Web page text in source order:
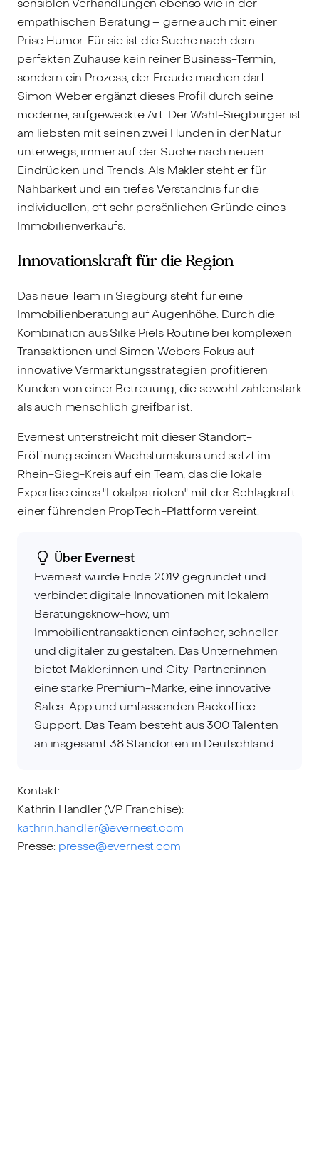
sensiblen Verhandlungen ebenso wie in der
empathischen Beratung – gerne auch mit einer
Prise Humor. Für sie ist die Suche nach dem
perfekten Zuhause kein reiner Business-Termin,
sondern ein Prozess, der Freude machen darf.
Simon Weber ergänzt dieses Profil durch seine
moderne, aufgeweckte Art. Der Wahl-Siegburger ist
am liebsten mit seinen zwei Hunden in der Natur
unterwegs, immer auf der Suche nach neuen
Eindrücken und Trends. Als Makler steht er für
Nahbarkeit und ein tiefes Verständnis für die
individuellen, oft sehr persönlichen Gründe eines
Immobilienverkaufs.
Innovationskraft für die Region
Das neue Team in Siegburg steht für eine
Immobilienberatung auf Augenhöhe. Durch die
Kombination aus Silke Piels Routine bei komplexen
Transaktionen und Simon Webers Fokus auf
innovative Vermarktungsstrategien profitieren
Kunden von einer Betreuung, die sowohl zahlenstark
als auch menschlich greifbar ist.
Evernest unterstreicht mit dieser Standort-
Eröffnung seinen Wachstumskurs und setzt im
Rhein-Sieg-Kreis auf ein Team, das die lokale
Expertise eines "Lokalpatrioten" mit der Schlagkraft
einer führenden PropTech-Plattform vereint.
Über Evernest
Evernest wurde Ende 2019 gegründet und
verbindet digitale Innovationen mit lokalem
Beratungsknow-how, um
Immobilientransaktionen einfacher, schneller
und digitaler zu gestalten. Das Unternehmen
bietet Makler:innen und City-Partner:innen
eine starke Premium-Marke, eine innovative
Sales-App und umfassenden Backoffice-
Support. Das Team besteht aus 300 Talenten
an insgesamt 38 Standorten in Deutschland.
Kontakt:
Kathrin Handler (VP Franchise):
kathrin.handler@evernest.com
Presse: presse@evernest.com